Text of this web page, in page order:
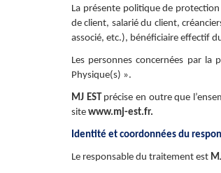
La présente politique de
de client, salarié du client,
associé, etc.), bénéficiaire effectif
Les personnes concernées par la
Physique(s) ».
MJ ESTprécise en outre que
site www.mj-est.fr.
Identité et coordonnées du
Le responsable du traitement est